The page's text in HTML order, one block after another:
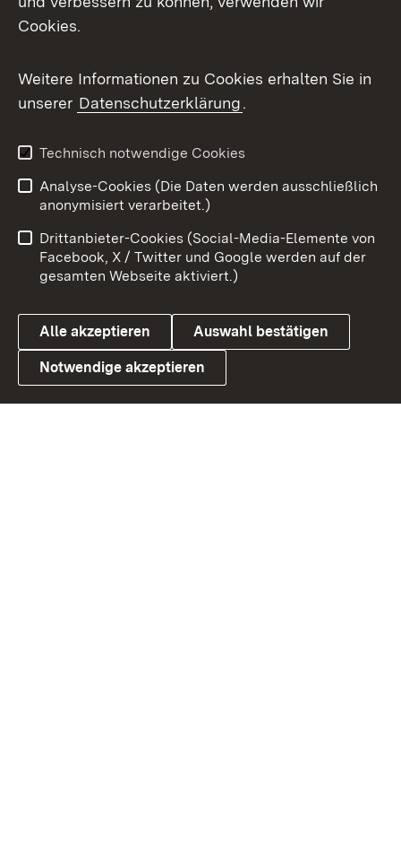
Messenger
Social Wall
X / Twitter
Youtube
Link zum Landesportal
Benutzungshinweise
Barrierefreiheit
Datenschutz
Cookies
Cookies.
Weitere Informationen zu Cookies erhalten Sie in
unserer Datenschutzerklärung.
Technisch notwendige Cookies
Analyse-Cookies (Die Daten werden ausschließlich
anonymisiert verarbeitet.)
Drittanbieter-Cookies (Social-Media-Elemente von
Facebook, X / Twitter und Google werden auf der
gesamten Webseite aktiviert.)
Alle akzeptieren Auswahl bestätigen
Notwendige akzeptieren